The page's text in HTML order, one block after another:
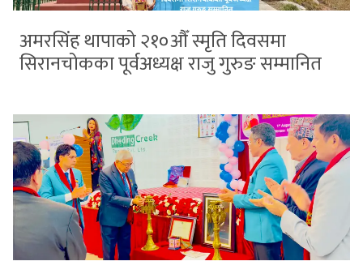
अमरसिंह थापाको २१०औँ स्मृति दिवसमा
सिरानचोकका पूर्वअध्यक्ष राजु गुरुङ सम्मानित